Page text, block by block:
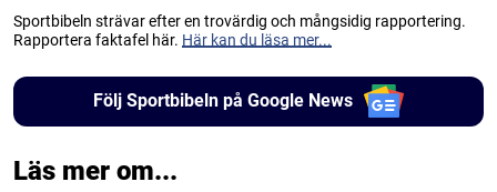
Sportbibeln strävar efter en trovärdig och mångsidig rapportering.
Rapportera faktafel här. Här kan du läsa mer...
Följ Sportbibeln på Google News
Läs mer om...